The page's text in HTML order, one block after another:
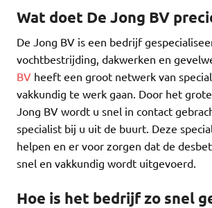
Wat doet De Jong BV
De Jong BV is een bedrijf
vochtbestrijding, dakwerken en
BV heeft een groot netwerk van
vakkundig te werk gaan. Door het
Jong BV wordt u snel in contact
specialist bij u uit de buurt. Deze
helpen en er voor zorgen dat de
snel en vakkundig wordt uitgevoerd.
Hoe is het bedrijf zo snel